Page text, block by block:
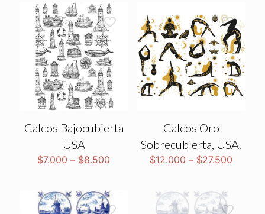
Calcos Bajocubierta
USA
$7.000 – $8.500
Calcos Oro
Sobrecubierta, USA.
$12.000 – $27.500